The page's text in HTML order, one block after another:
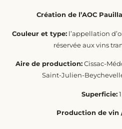
Création de l’AOC
Couleur et type:l’appellation
réservée aux vins
Aire de production:Cissac-
Saint-Julien-
Superficie:
Production de vin